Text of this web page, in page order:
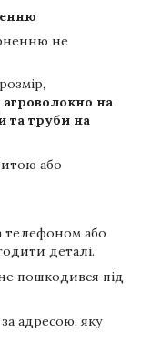
не
агроволокно на
та труби на
або
телефоном або
деталі.
пошкодився під
адресою, яку